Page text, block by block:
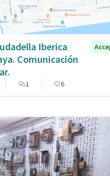
Iberica
Comunicación
1 6